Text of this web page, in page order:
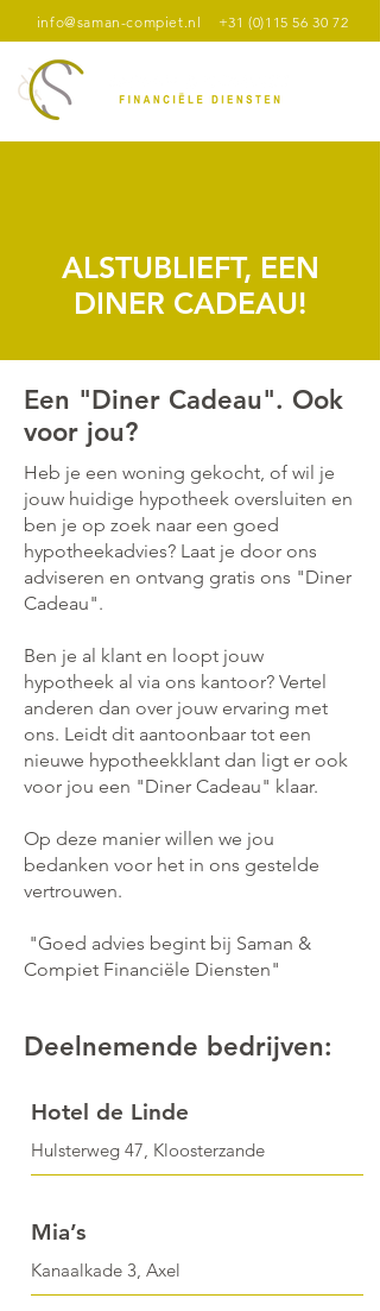
info@saman-compiet.nl +31 (0)115 56 30 72
ALSTUBLIEFT, EEN
DINER CADEAU!
Een "Diner Cadeau". Ook
voor jou?
Heb je een woning gekocht, of wil je
jouw huidige hypotheek oversluiten en
ben je op zoek naar een goed
hypotheekadvies? Laat je door ons
adviseren en ontvang gratis ons "Diner
Cadeau".
Ben je al klant en loopt jouw
hypotheek al via ons kantoor? Vertel
anderen dan over jouw ervaring met
ons. Leidt dit aantoonbaar tot een
nieuwe hypotheekklant dan ligt er ook
voor jou een "Diner Cadeau" klaar.
Op deze manier willen we jou
bedanken voor het in ons gestelde
vertrouwen.
"Goed advies begint bij Saman &
Compiet Financiële Diensten"
Deelnemende bedrijven:
Hotel de Linde
Hulsterweg 47, Kloosterzande
Mia’s
Kanaalkade 3, Axel